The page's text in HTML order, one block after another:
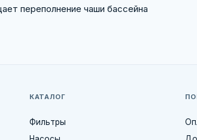
переполнение чаши бассейна
КАТАЛОГ
Фильтры